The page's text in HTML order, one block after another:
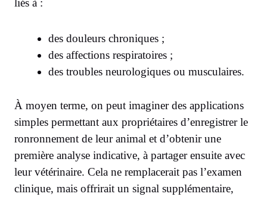
liés à :
des douleurs chroniques ;
des affections respiratoires ;
des troubles neurologiques ou musculaires.
À moyen terme, on peut imaginer des applications
simples permettant aux propriétaires d’enregistrer le
ronronnement de leur animal et d’obtenir une
première analyse indicative, à partager ensuite avec
leur vétérinaire. Cela ne remplacerait pas l’examen
clinique, mais offrirait un signal supplémentaire,